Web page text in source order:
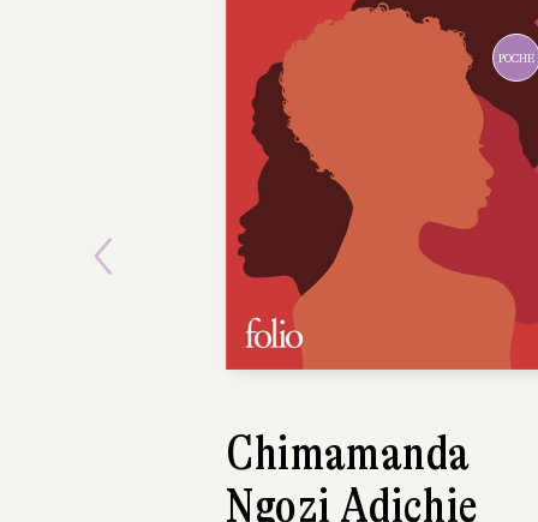
POCHE
Chimamanda
Ngozi Adichie
Previous